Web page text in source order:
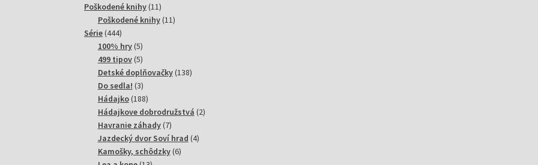
produktov
Poškodené knihy 1111
produktov
Poškodené knihy 1111
Série 444444
produktov
100% hry 55
produktov
499 tipov 55
produktov
Detské doplňovačky 138138
Do sedla! 33
produkty
Hádajko 188188
produktov
Hádajkove dobrodružstvá 22
Havranie záhady 77
produktov
Jazdecký dvor Soví hrad 44
Kamošky, schôdzky 66